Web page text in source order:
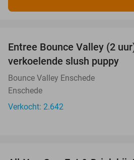
Entree Bounce Valley (2
verkoelende slush puppy
Bounce Valley Enschede
Enschede
Verkocht: 2.642